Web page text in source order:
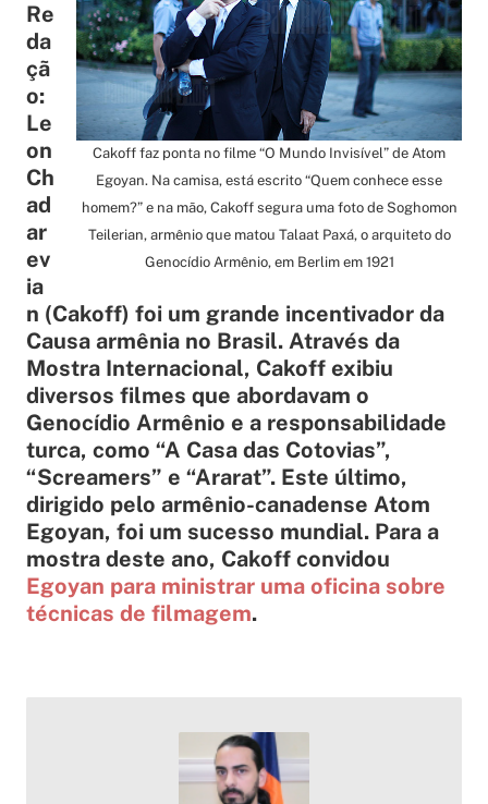
Cakoff faz ponta no filme “O Mundo Invisível” de Atom
Egoyan. Na camisa, está escrito “Quem conhece esse
homem?” e na mão, Cakoff segura uma foto de Soghomon
Teilerian, armênio que matou Talaat Paxá, o arquiteto do
Genocídio Armênio, em Berlim em 1921
Re
da
çã
o:
Le
on
Ch
ad
ar
ev
ia
n (Cakoff) foi um grande incentivador da
Causa armênia no Brasil. Através da
Mostra Internacional, Cakoff exibiu
diversos filmes que abordavam o
Genocídio Armênio e a responsabilidade
turca, como “A Casa das Cotovias”,
“Screamers” e “Ararat”. Este último,
dirigido pelo armênio-canadense Atom
Egoyan, foi um sucesso mundial. Para a
mostra deste ano, Cakoff convidou
Egoyan para ministrar uma oficina sobre
técnicas de filmagem.